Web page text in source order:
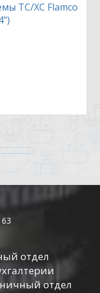
ТС/ХС Flamco
отдел
отдел